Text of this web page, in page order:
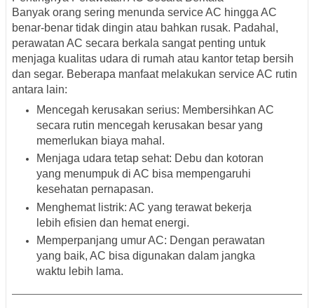
Banyak orang sering menunda service AC hingga AC
benar-benar tidak dingin atau bahkan rusak. Padahal,
perawatan AC secara berkala sangat penting untuk
menjaga kualitas udara di rumah atau kantor tetap bersih
dan segar. Beberapa manfaat melakukan service AC rutin
antara lain:
Mencegah kerusakan serius: Membersihkan AC
secara rutin mencegah kerusakan besar yang
memerlukan biaya mahal.
Menjaga udara tetap sehat: Debu dan kotoran
yang menumpuk di AC bisa mempengaruhi
kesehatan pernapasan.
Menghemat listrik: AC yang terawat bekerja
lebih efisien dan hemat energi.
Memperpanjang umur AC: Dengan perawatan
yang baik, AC bisa digunakan dalam jangka
waktu lebih lama.